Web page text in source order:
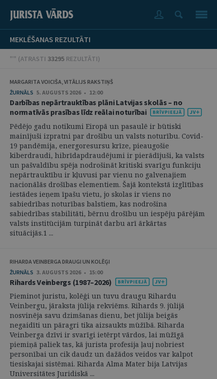
MEKLĒŠANAS REZULTĀTI
"" (ATRASTI 33295 REZULTĀTI)
MARGARITA VOICIŠA, VITĀLIJS RAKSTIŅŠ
ŽURNĀLS 5. AUGUSTS 2026 • 12:00
Darbības nepārtrauktības plāni Latvijas skolās – no
normatīvās prasības līdz reālai noturībai
Pēdējo gadu notikumi Eiropā un pasaulē ir būtiski
mainījuši izpratni par drošību un valsts noturību. Covid-
19 pandēmija, energoresursu krīze, pieaugošie
kiberdraudi, hibrīdapdraudējumi ir pierādījuši, ka valsts
un pašvaldību spēja nodrošināt kritiski svarīgu funkciju
nepārtrauktību ir kļuvusi par vienu no galvenajiem
nacionālās drošības elementiem. Šajā kontekstā izglītības
iestādes ieņem īpašu vietu, jo skolas ir viens no
sabiedrības noturības balstiem, kas nodrošina
sabiedrības stabilitāti, bērnu drošību un iespēju pārējām
valsts institūcijām turpināt darbu arī ārkārtas
situācijās.1 ...
RIHARDA VEINBERGA DRAUGI UN KOLĒĢI
ŽURNĀLS 3. AUGUSTS 2026 • 15:00
Rihards Veinbergs (1987–2026)
Pieminot juristu, kolēģi un tuvu draugu Rihardu
Veinbergu, jāraksta jūlija rekviēms. Rihards 9. jūlijā
nosvinēja savu dzimšanas dienu, bet jūlija beigās
negaidīti un pāragri tika aizsaukts mūžībā. Riharda
Veinberga dzīvi ir svarīgi ietērpt vārdos, lai mūžīgā
piemiņā paliek tas, kā jurista profesija ļauj nobriest
personībai un cik daudz un dažādos veidos var kalpot
tiesiskajai sistēmai. Riharda Alma Mater bija Latvijas
Universitātes Juridiskā ...